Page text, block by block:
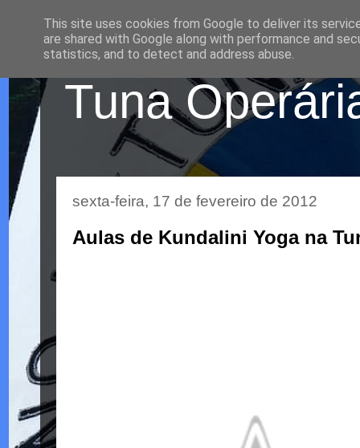
Tuna
sexta-feira, 17 de fevereiro de 2012
Aulas de Kundalini Yoga na
This site uses cookies from Google to deliver its
are shared with Google along with performance and
statistics, and to detect and address abuse.